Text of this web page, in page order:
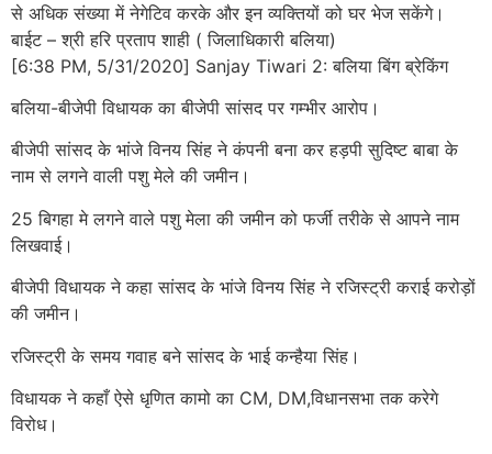
से अधिक संख्या में नेगेटिव करके और इन व्यक्तियों को घर भेज सकेंगे।
बाईट – श्री हरि प्रताप शाही ( जिलाधिकारी बलिया)
[6:38 PM, 5/31/2020] Sanjay Tiwari 2: बलिया बिंग ब्रेकिंग
बलिया-बीजेपी विधायक का बीजेपी सांसद पर गम्भीर आरोप।
बीजेपी सांसद के भांजे विनय सिंह ने कंपनी बना कर हड़पी सुदिष्ट बाबा के
नाम से लगने वाली पशु मेले की जमीन।
25 बिगहा मे लगने वाले पशु मेला की जमीन को फर्जी तरीके से आपने नाम
लिखवाई।
बीजेपी विधायक ने कहा सांसद के भांजे विनय सिंह ने रजिस्ट्री कराई करोड़ों
की जमीन।
रजिस्ट्री के समय गवाह बने सांसद के भाई कन्हैया सिंह।
विधायक ने कहाँ ऐसे धृणित कामो का CM, DM,विधानसभा तक करेगे
विरोध।